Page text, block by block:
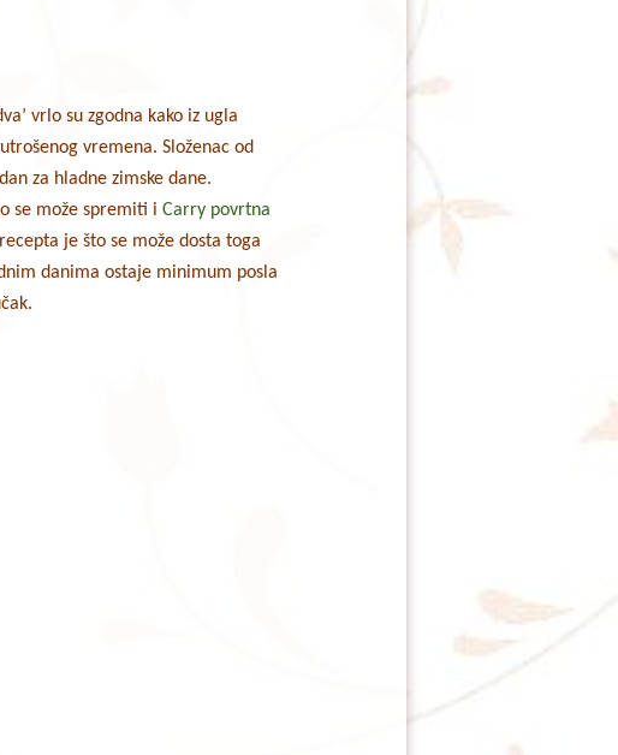
vrlo su zgodna kako iz ugla
vremena. Složenac od
za hladne zimske dane.
se može spremiti iCarry povrtna
je što se može dosta toga
danima ostaje minimum posla